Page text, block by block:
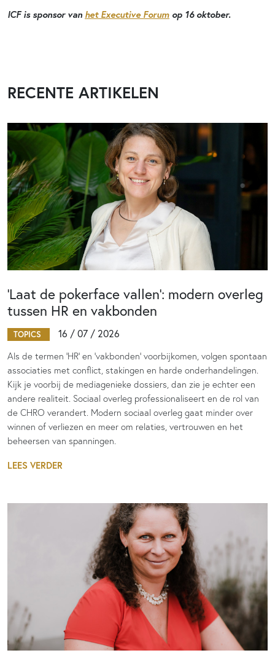
ICF is sponsor van het Executive Forum op 16 oktober.
RECENTE ARTIKELEN
‘Laat de pokerface vallen’: modern overleg
tussen HR en vakbonden
TOPICS 16 / 07 / 2026
Als de termen 'HR' en 'vakbonden' voorbijkomen, volgen spontaan
associaties met conflict, stakingen en harde onderhandelingen.
Kijk je voorbij de mediagenieke dossiers, dan zie je echter een
andere realiteit. Sociaal overleg professionaliseert en de rol van
de CHRO verandert. Modern sociaal overleg gaat minder over
winnen of verliezen en meer om relaties, vertrouwen en het
beheersen van spanningen.
LEES VERDER